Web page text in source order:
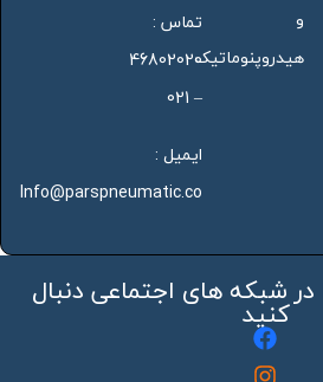
و
هیدروپنوماتیک
تماس :
46802020
– 021
ایمیل :
Info@parspneumatic.co
در شبکه های اجتماعی دنبال
کنید